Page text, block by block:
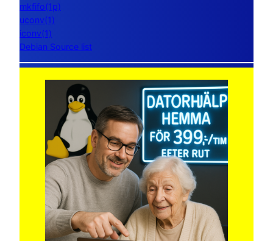
mkfifo(1p)
uconv(1)
iconv(1)
Debian Source list